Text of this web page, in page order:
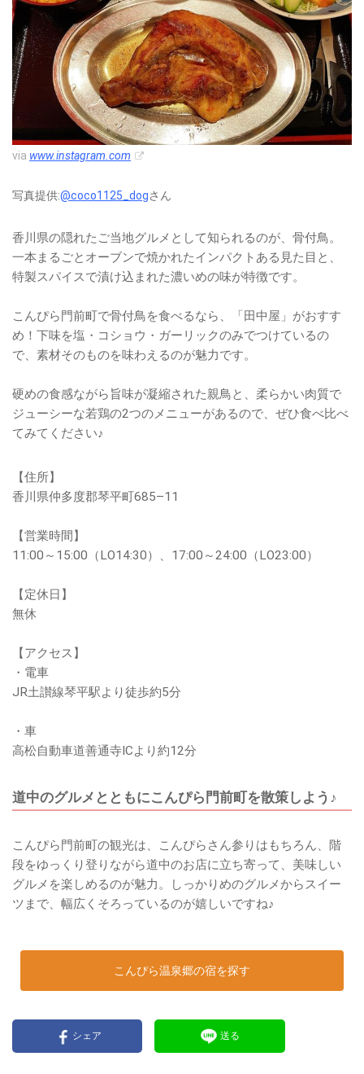
via www.instagram.com
写真提供:@coco1125_dogさん
香川県の隠れたご当地グルメとして知られるのが、骨付鳥。
一本まるごとオーブンで焼かれたインパクトある見た目と、
特製スパイスで漬け込まれた濃いめの味が特徴です。
こんぴら門前町で骨付鳥を食べるなら、「田中屋」がおすす
め！下味を塩・コショウ・ガーリックのみでつけているの
で、素材そのものを味わえるのが魅力です。
硬めの食感ながら旨味が凝縮された親鳥と、柔らかい肉質で
ジューシーな若鶏の2つのメニューがあるので、ぜひ食べ比べ
てみてください♪
【住所】
香川県仲多度郡琴平町685–11
【営業時間】
11:00～15:00（LO14:30）、17:00～24:00（LO23:00）
【定休日】
無休
【アクセス】
・電車
JR土讃線琴平駅より徒歩約5分
・車
高松自動車道善通寺ICより約12分
道中のグルメとともにこんぴら門前町を散策しよう♪
こんぴら門前町の観光は、こんぴらさん参りはもちろん、階
段をゆっくり登りながら道中のお店に立ち寄って、美味しい
グルメを楽しめるのが魅力。しっかりめのグルメからスイー
ツまで、幅広くそろっているのが嬉しいですね♪
こんぴら温泉郷の宿を探す
シェア 送る